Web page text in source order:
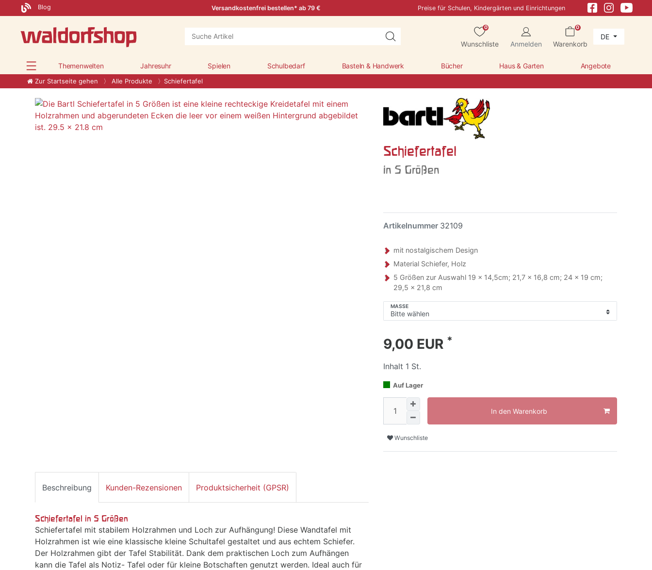
Blog Versandkostenfrei bestellen* ab 79 € Preise für Schulen, Kindergärten und Einrichtungen
0
Wunschliste Anmelden
0
Warenkorb
DE
Themenwelten Jahresuhr Spielen Schulbedarf Basteln & Handwerk Bücher Haus & Garten Angebote
Zur Startseite gehen Alle Produkte Schiefertafel
Schiefertafel
in 5 Größen
Artikelnummer 32109
mit nostalgischem Design
Material Schiefer, Holz
5 Größen zur Auswahl 19 x 14,5cm; 21,7 x 16,8 cm; 24 x 19 cm;
29,5 x 21,8 cm
MASSE
9,00 EUR *
Inhalt 1 St.
Auf Lager
In den Warenkorb
Wunschliste
Beschreibung Kunden-Rezensionen Produktsicherheit (GPSR)
Schiefertafel in 5 Größen
Schiefertafel mit stabilem Holzrahmen und Loch zur Aufhängung! Diese Wandtafel mit
Holzrahmen ist wie eine klassische kleine Schultafel gestaltet und aus echtem Schiefer.
Der Holzrahmen gibt der Tafel Stabilität. Dank dem praktischen Loch zum Aufhängen
kann die Tafel als Notiz- Tafel oder für kleine Botschaften genutzt werden. Ideal auch für